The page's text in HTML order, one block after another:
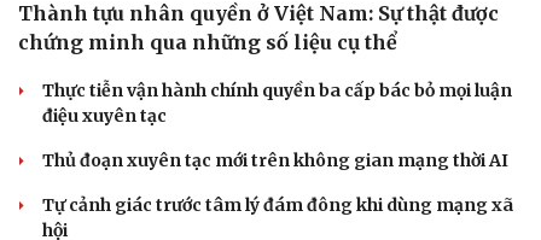
Thành tựu nhân quyền ở Việt Nam: Sự thật được
chứng minh qua những số liệu cụ thể
Thực tiễn vận hành chính quyền ba cấp bác bỏ mọi luận
điệu xuyên tạc
Thủ đoạn xuyên tạc mới trên không gian mạng thời AI
Tự cảnh giác trước tâm lý đám đông khi dùng mạng xã
hội